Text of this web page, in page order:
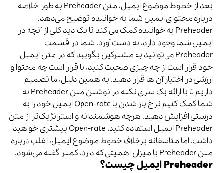
بعد از خطوط موضوع ایمیل، متن Preheader‌ به طور خلاصه
درباره محتوای ایمیل شما به خواننده توضیح می‌دهد.
Preheader‌ به خواننده کمک می کند تا یک دید کلی از آنچه در
ایمیل شما وجود دارد، به دست آورد. شما در قسمت
Preheader‌ می‌توانید به مشترکین بگویید که در متن ایمیل
خود قرار است از چه چیزی صحبت کنید، یا قرار است چه محتوا و
ارزشی در اختیار آن ها قرار دهید. به همین دلیل، ما تصمیم
داریم تا با ارائه یک سری نکته در نوشتن متن Preheader‌ به
شما کمک کنیم نرخ باز شدن یا Open-rate ایمیل خود را به
درستی افزایش دهید. هرچه هوشمندانه و استراتژیک‌تر از متن
Preheader‌ ایمیل استفاده کنید، Open-rate بیشتری خواهید
داشت. اما متاسفانه برخلاف خطوط موضوع ایمیل، اغلب درباره
متن Preheader‌ با میزان اهمیتی که دارد، کمتر گفته می‌شود.
Preheader‌ ایمیل چیست؟